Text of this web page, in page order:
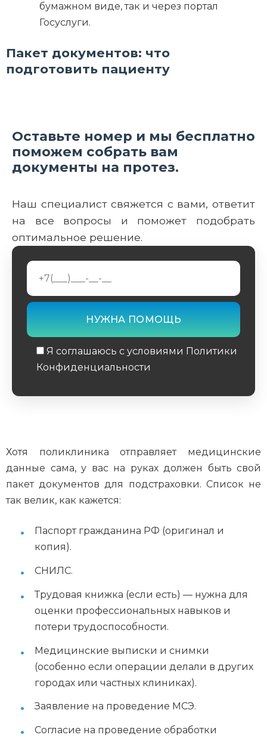
бумажном виде, так и через портал
Госуслуги.
Пакет документов: что
подготовить пациенту
Оставьте номер и мы бесплатно
поможем собрать вам
документы на протез.
Наш специалист свяжется с вами, ответит
на все вопросы и поможет подобрать
оптимальное решение.
Я соглашаюсь с условиями Политики
Конфиденциальности
Хотя поликлиника отправляет медицинские
данные сама, у вас на руках должен быть свой
пакет документов для подстраховки. Список не
так велик, как кажется:
Паспорт гражданина РФ (оригинал и
копия).
СНИЛС.
Трудовая книжка (если есть) — нужна для
оценки профессиональных навыков и
потери трудоспособности.
Медицинские выписки и снимки
(особенно если операции делали в других
городах или частных клиниках).
Заявление на проведение МСЭ.
Согласие на проведение обработки